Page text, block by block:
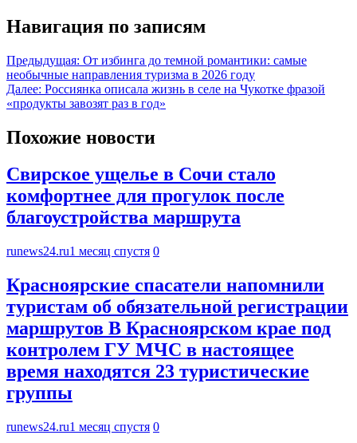
Навигация по записям
Предыдущая: От избинга до темной романтики: самые
необычные направления туризма в 2026 году
Далее: Россиянка описала жизнь в селе на Чукотке фразой
«продукты завозят раз в год»
Похожие новости
Свирское ущелье в Сочи стало
комфортнее для прогулок после
благоустройства маршрута
runews24.ru1 месяц спустя 0
Красноярские спасатели напомнили
туристам об обязательной регистрации
маршрутов В Красноярском крае под
контролем ГУ МЧС в настоящее
время находятся 23 туристические
группы
runews24.ru1 месяц спустя 0